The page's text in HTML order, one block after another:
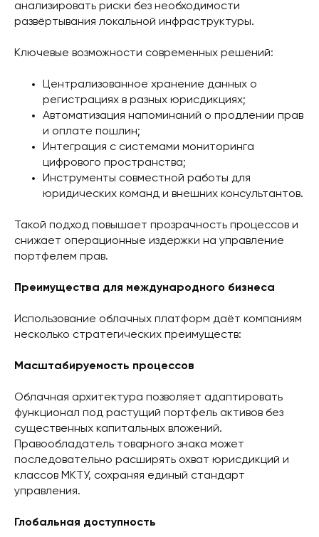
анализировать риски без необходимости
развёртывания локальной инфраструктуры.
Ключевые возможности современных решений:
Централизованное хранение данных о
регистрациях в разных юрисдикциях;
Автоматизация напоминаний о продлении прав
и оплате пошлин;
Интеграция с системами мониторинга
цифрового пространства;
Инструменты совместной работы для
юридических команд и внешних консультантов.
Такой подход повышает прозрачность процессов и
снижает операционные издержки на управление
портфелем прав.
Преимущества для международного бизнеса
Использование облачных платформ даёт компаниям
несколько стратегических преимуществ:
Масштабируемость процессов
Облачная архитектура позволяет адаптировать
функционал под растущий портфель активов без
существенных капитальных вложений.
Правообладатель товарного знака может
последовательно расширять охват юрисдикций и
классов МКТУ, сохраняя единый стандарт
управления.
Глобальная доступность